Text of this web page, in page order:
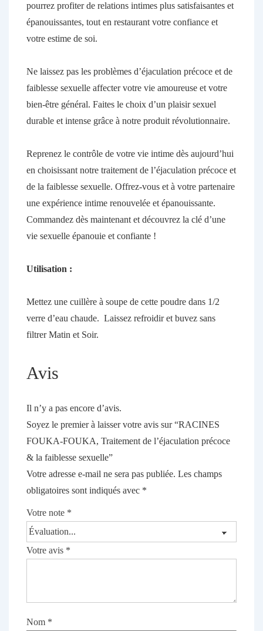
pourrez profiter de relations intimes plus satisfaisantes et
épanouissantes, tout en restaurant votre confiance et
votre estime de soi.
Ne laissez pas les problèmes d’éjaculation précoce et de
faiblesse sexuelle affecter votre vie amoureuse et votre
bien-être général. Faites le choix d’un plaisir sexuel
durable et intense grâce à notre produit révolutionnaire.
Reprenez le contrôle de votre vie intime dès aujourd’hui
en choisissant notre traitement de l’éjaculation précoce et
de la faiblesse sexuelle. Offrez-vous et à votre partenaire
une expérience intime renouvelée et épanouissante.
Commandez dès maintenant et découvrez la clé d’une
vie sexuelle épanouie et confiante !
Utilisation :
Mettez une cuillère à soupe de cette poudre dans 1/2
verre d’eau chaude. Laissez refroidir et buvez sans
filtrer Matin et Soir.
Avis
Il n’y a pas encore d’avis.
Soyez le premier à laisser votre avis sur “RACINES
FOUKA-FOUKA, Traitement de l’éjaculation précoce
& la faiblesse sexuelle”
Votre adresse e-mail ne sera pas publiée. Les champs
obligatoires sont indiqués avec *
Votre note *
Votre avis *
Nom *